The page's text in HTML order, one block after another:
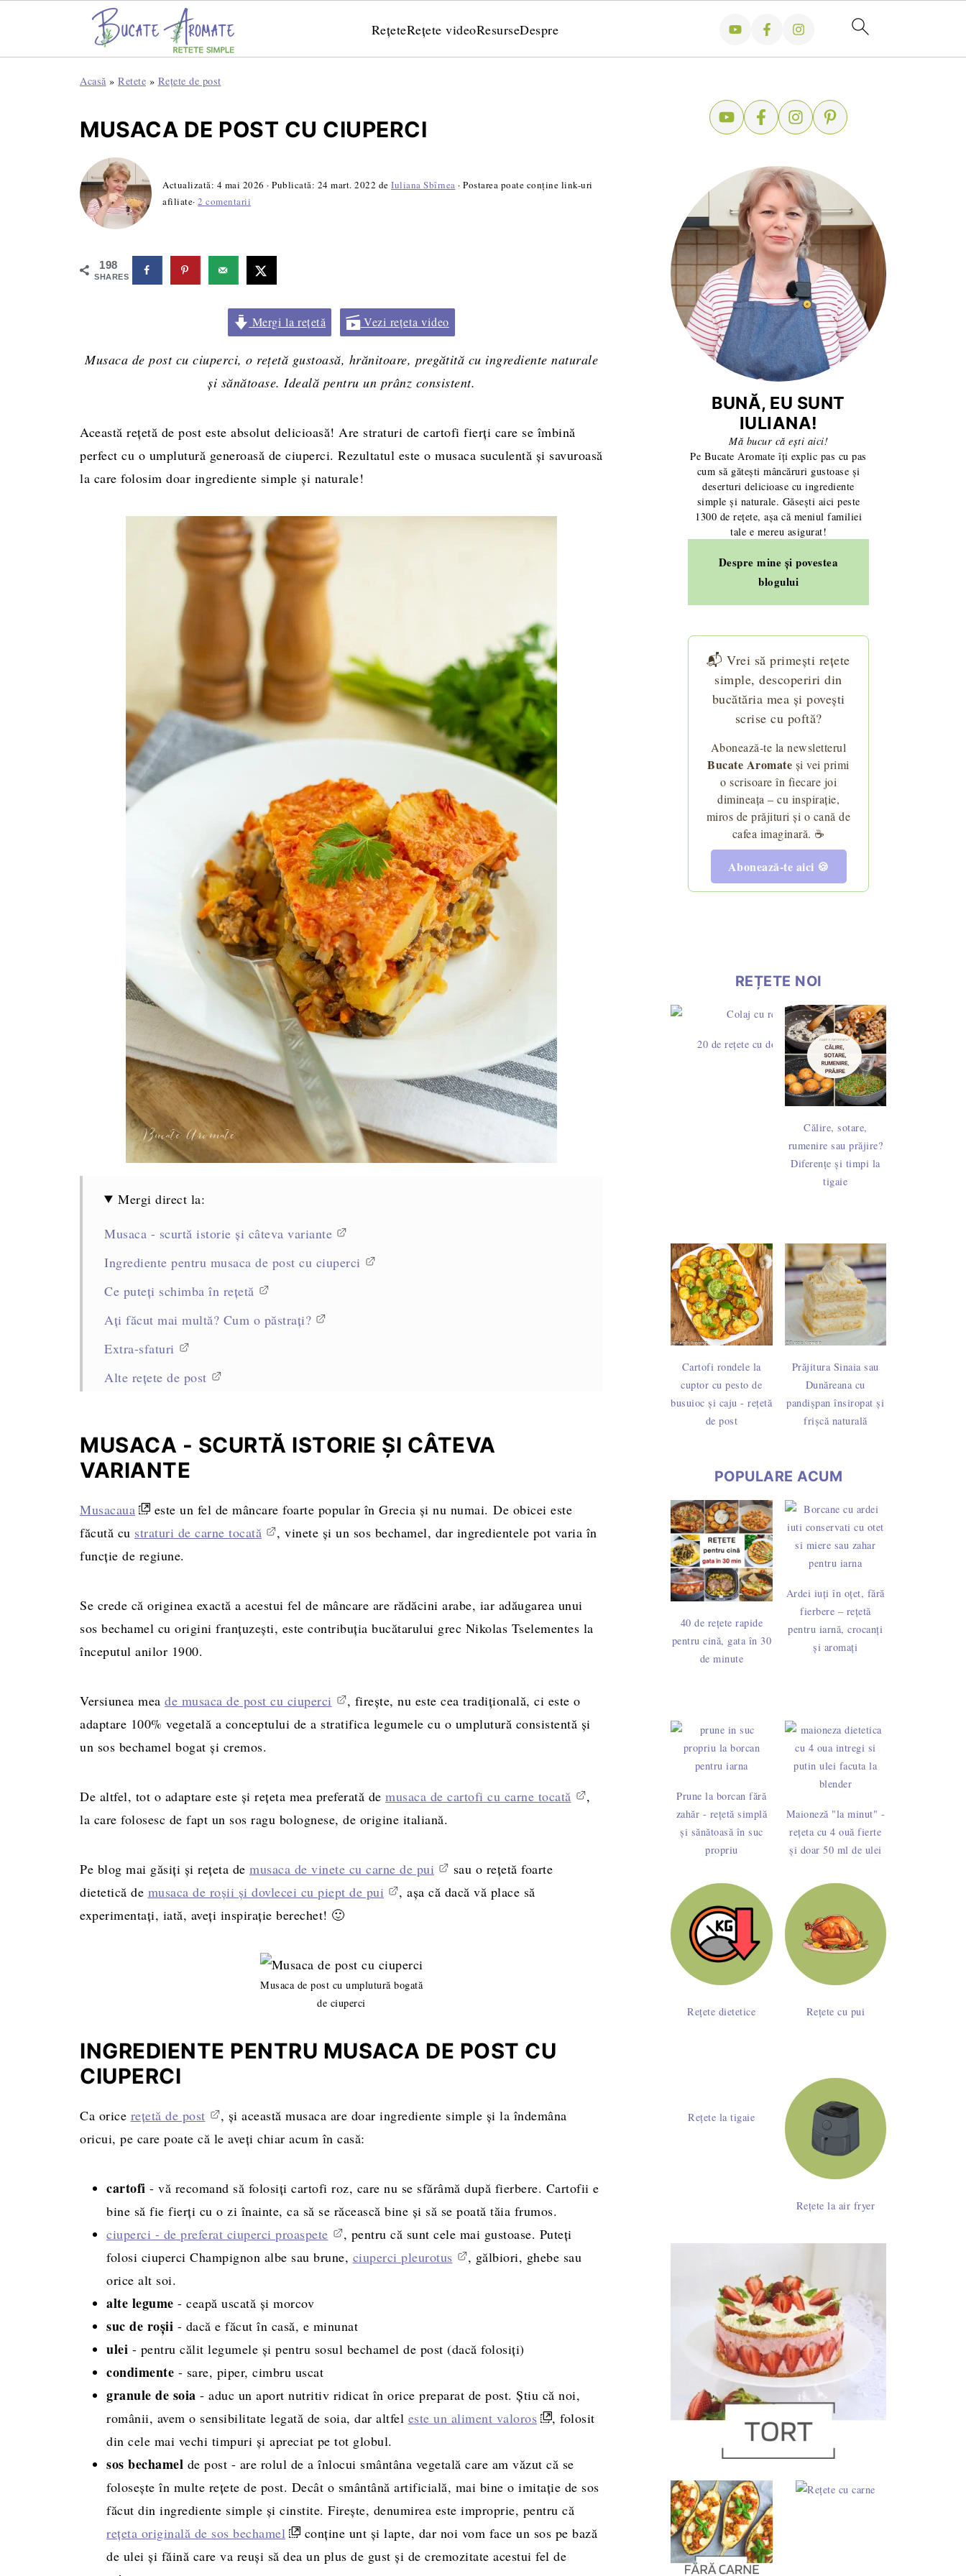
RețeteRețete videoResurseDespre
Acasă » Retete » Rețete de post
MUSACA DE POST CU CIUPERCI
Actualizată: 4 mai 2026 · Publicată: 24 mart. 2022 de Iuliana Sbîrnea · Postarea poate conține link-uri
afiliate· 2 comentarii
198
SHARES
Mergi la rețetă Vezi rețeta video
Musaca de post cu ciuperci, o rețetă gustoasă, hrănitoare, pregătită cu ingrediente naturale
și sănătoase. Ideală pentru un prânz consistent.
Această rețetă de post este absolut delicioasă! Are straturi de cartofi fierți care se îmbină
perfect cu o umplutură generoasă de ciuperci. Rezultatul este o musaca suculentă și savuroasă
la care folosim doar ingrediente simple și naturale!
Mergi direct la:
Musaca - scurtă istorie și câteva variante
Ingrediente pentru musaca de post cu ciuperci
Ce puteți schimba în rețetă
Ați făcut mai multă? Cum o păstrați?
Extra-sfaturi
Alte rețete de post
MUSACA - SCURTĂ ISTORIE ȘI CÂTEVA
VARIANTE
Musacaua
este un fel de mâncare foarte popular în Grecia și nu numai. De obicei este
făcută cu straturi de carne tocată
, vinete și un sos bechamel, dar ingredientele pot varia în
funcție de regiune.
Se crede că originea exactă a acestui fel de mâncare are rădăcini arabe, iar adăugarea unui
sos bechamel cu origini franțuzești, este contribuția bucătarului grec Nikolas Tselementes la
începutul anilor 1900.
Versiunea mea de musaca de post cu ciuperci
, firește, nu este cea tradițională, ci este o
adaptare 100% vegetală a conceptului de a stratifica legumele cu o umplutură consistentă și
un sos bechamel bogat și cremos.
De altfel, tot o adaptare este și rețeta mea preferată de musaca de cartofi cu carne tocată
,
la care folosesc de fapt un sos ragu bolognese, de origine italiană.
Pe blog mai găsiți și rețeta de musaca de vinete cu carne de pui
sau o rețetă foarte
dietetică de musaca de roșii și dovlecei cu piept de pui
, așa că dacă vă place să
experimentați, iată, aveți inspirație berechet! 🙂
Musaca de post cu umplutură bogată
de ciuperci
INGREDIENTE PENTRU MUSACA DE POST CU
CIUPERCI
Ca orice rețetă de post
, și această musaca are doar ingrediente simple și la îndemâna
oricui, pe care poate că le aveți chiar acum în casă:
cartofi - vă recomand să folosiți cartofi roz, care nu se sfărâmă după fierbere. Cartofii e
bine să fie fierți cu o zi înainte, ca să se răcească bine și să se poată tăia frumos.
ciuperci - de preferat ciuperci proaspete
, pentru că sunt cele mai gustoase. Puteți
folosi ciuperci Champignon albe sau brune, ciuperci pleurotus
, gălbiori, ghebe sau
orice alt soi.
alte legume - ceapă uscată și morcov
suc de roșii - dacă e făcut în casă, e minunat
ulei - pentru călit legumele și pentru sosul bechamel de post (dacă folosiți)
condimente - sare, piper, cimbru uscat
granule de soia - aduc un aport nutritiv ridicat în orice preparat de post. Știu că noi,
românii, avem o sensibilitate legată de soia, dar altfel este un aliment valoros
, folosit
din cele mai vechi timpuri și apreciat pe tot globul.
sos bechamel de post - are rolul de a înlocui smântâna vegetală care am văzut că se
folosește în multe rețete de post. Decât o smântână artificială, mai bine o imitație de sos
făcut din ingrediente simple și cinstite. Firește, denumirea este improprie, pentru că
rețeta originală de sos bechamel
conține unt și lapte, dar noi vom face un sos pe bază
de ulei și făină care va reuși să dea un plus de gust și de cremozitate acestui fel de
BUNĂ, EU SUNT
IULIANA!
Mă bucur că ești aici!
Pe Bucate Aromate îți explic pas cu pas
cum să gătești mâncăruri gustoase și
deserturi delicioase cu ingrediente
simple și naturale. Găsești aici peste
1300 de rețete, așa că meniul familiei
tale e mereu asigurat!
Despre mine și povestea
blogului
📬 Vrei să primești rețete
simple, descoperiri din
bucătăria mea și povești
scrise cu poftă?
Abonează-te la newsletterul
Bucate Aromate și vei primi
o scrisoare în fiecare joi
dimineața – cu inspirație,
miros de prăjituri și o cană de
cafea imaginară. ☕
Abonează-te aici 🍪
REȚETE NOI
20 de rețete cu dovlecei – idei simple pentru mic dejun,
Călire, sotare,
rumenire sau prăjire?
Diferențe și timpi la
tigaie
Cartofi rondele la
cuptor cu pesto de
busuioc și caju - rețetă
de post
Prăjitura Sinaia sau
Dunăreana cu
pandișpan însiropat și
frișcă naturală
POPULARE ACUM
40 de rețete rapide
pentru cină, gata în 30
de minute
Ardei iuți în oțet, fără
fierbere – rețetă
pentru iarnă, crocanți
și aromați
Prune la borcan fără
zahăr - rețetă simplă
și sănătoasă în suc
propriu
Maioneză "la minut" -
rețeta cu 4 ouă fierte
și doar 50 ml de ulei
Rețete dietetice Rețete cu pui
Rețete la tigaie
Rețete la air fryer